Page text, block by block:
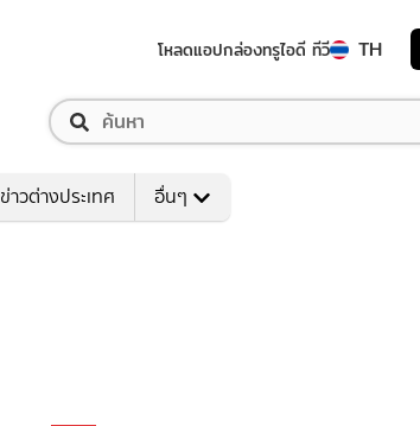
โหลดแอปกล่องทรูไอดี ทีวี TH
ข่าวต่างประเทศ อื่นๆ